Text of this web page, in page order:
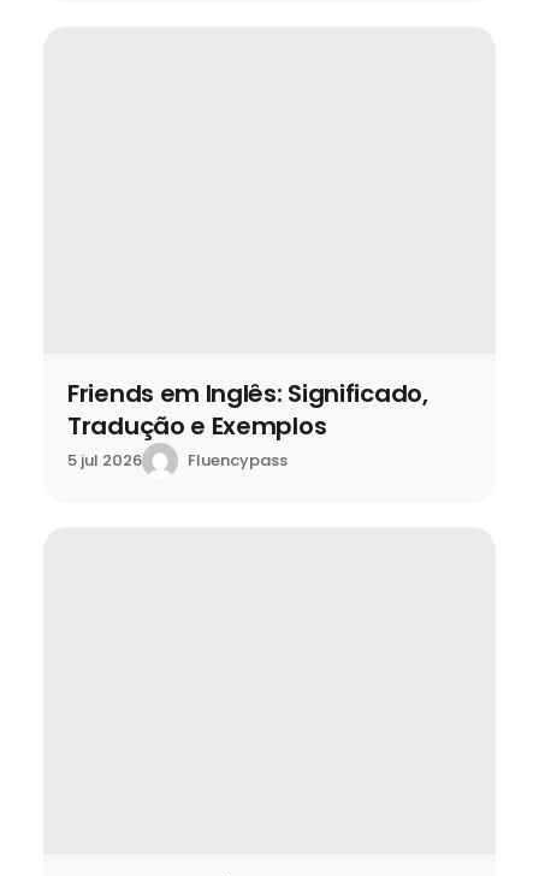
Friends em Inglês: Significado,
Tradução e Exemplos
5 jul 2026 Fluencypass